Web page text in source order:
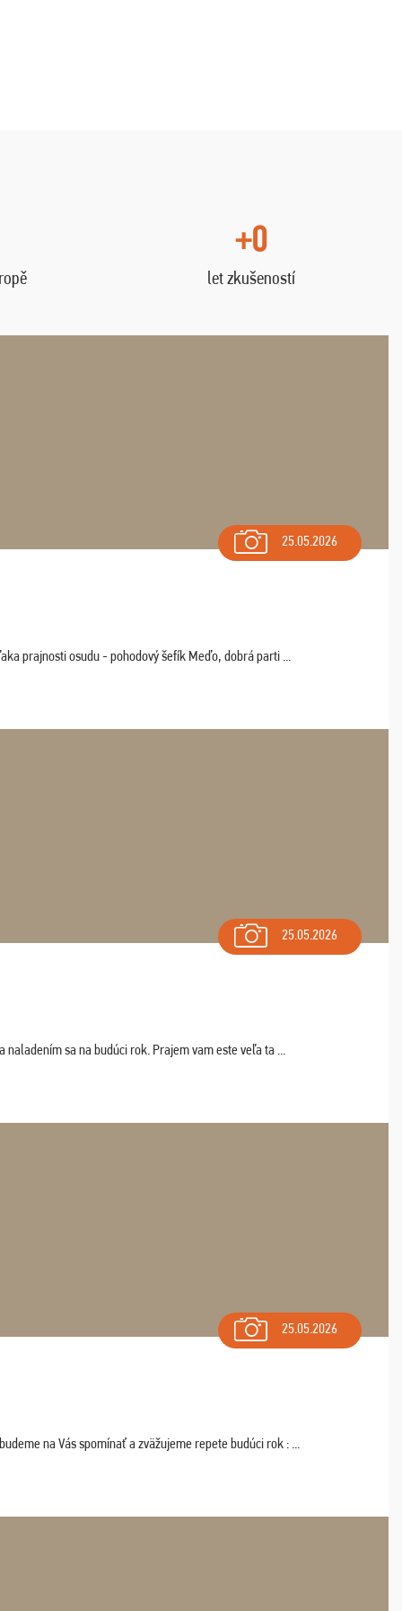
+0
let zkušeností
25.05.2026
prajnosti osudu - pohodový šefík Meďo, dobrá parti ...
25.05.2026
sa na budúci rok. Prajem vam este veľa ta ...
25.05.2026
na Vás spomínať a zväžujeme repete budúci rok : ...